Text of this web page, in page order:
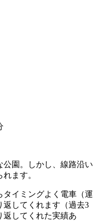
園。しかし、線路沿い
ます。
タイミングよく電車（運
してくれます（過去3
返してくれた実績あ